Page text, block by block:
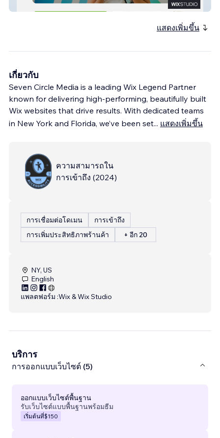
310 Tutors
แสดงเพิ่มขึ้น
เกี่ยวกับ
Seven Circle Media is a leading Wix Legend Partner
known for delivering high-performing, beautifully built
Wix websites that drive results. With dedicated teams
in New York and Florida, we’ve been set... แสดงเพิ่มขึ้น
ความสามารถใน
การเข้าถึง (2024)
การเชื่อมต่อโดเมน
การเข้าถึง
การเพิ่มประสิทธิภาพร้านค้า
+ อีก 20
NY, US
English
แพลตฟอร์ม :Wix & Wix Studio
บริการ
การออกแบบเว็บไซต์ (5)
ออกแบบเว็บไซต์พื้นฐาน
รับเว็บไซต์แบบพื้นฐานพร้อมธีม
เริ่มต้นที่$150